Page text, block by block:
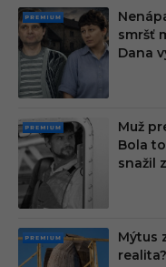
PRE
MIU
M
smršť
Dana
PRE
MIU
M
Muž
Bola
snažil
PRE
Mýtus